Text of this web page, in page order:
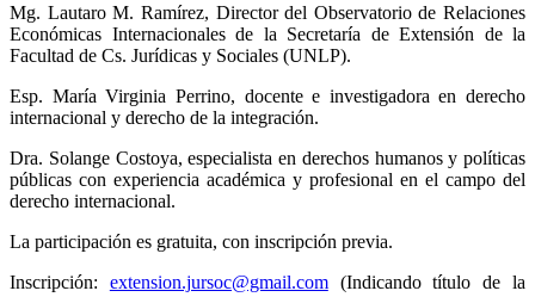
Mg. Lautaro M. Ramírez, Director del Observatorio de Relaciones
Económicas Internacionales de la Secretaría de Extensión de la
Facultad de Cs. Jurídicas y Sociales (UNLP).
Esp. María Virginia Perrino, docente e investigadora en derecho
internacional y derecho de la integración.
Dra. Solange Costoya, especialista en derechos humanos y políticas
públicas con experiencia académica y profesional en el campo del
derecho internacional.
La participación es gratuita, con inscripción previa.
Inscripción: extension.jursoc@gmail.com(Indicando título de la